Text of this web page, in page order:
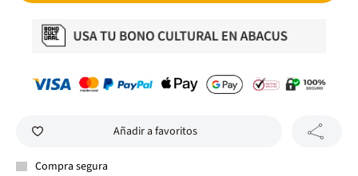
Añadir a favoritos
Compra segura